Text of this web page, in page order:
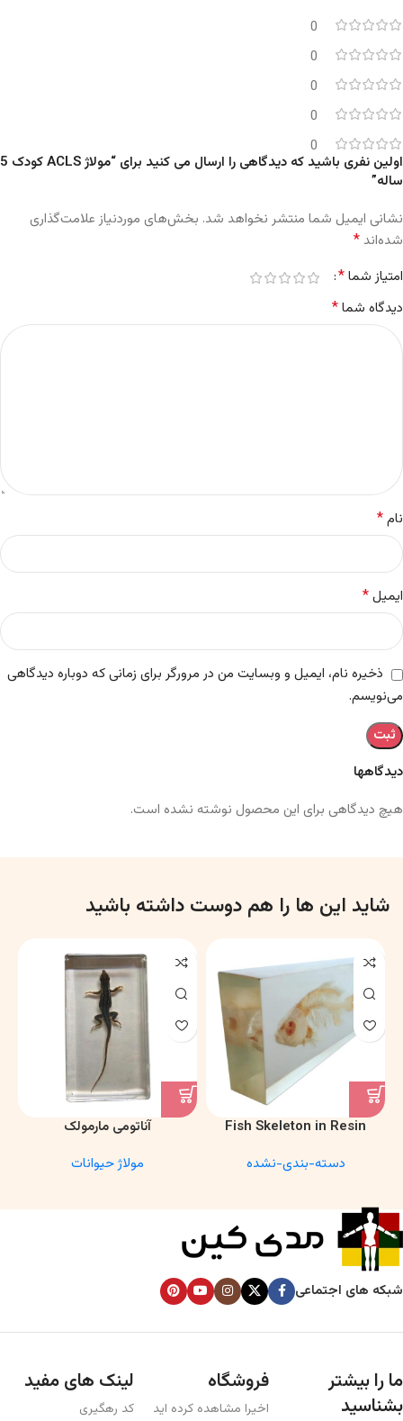
0
0
0
0
0
دیدگاهها
هیچ دیدگاهی برای این محصول نوشته نشده است.
اولین نفری باشید که دیدگاهی را ارسال می کنید برای “مولاژ ACLS کودک 5
ساله”
نشانی ایمیل شما منتشر نخواهد شد. بخش‌های موردنیاز علامت‌گذاری
شده‌اند *
امتیاز شما*
دیدگاه شما*
نام*
ایمیل*
ذخیره نام، ایمیل و وبسایت من در مرورگر برای زمانی که دوباره دیدگاهی
می‌نویسم.
شاید این ها را هم دوست داشته باشید
Fish Skeleton in Resin
Anatomy Specimen
دسته-بندی-نشده
آناتومی مارمولک
مولاژ حیوانات
شبکه های اجتماعی
ما را بیشتر
بشناسید
فروشگاه
اخیرا مشاهده کرده اید
لینک های مفید
کد رهگیری